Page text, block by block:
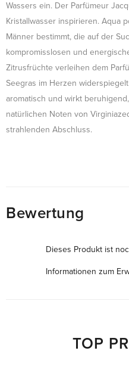
Wassers ein. Der Parfümeur
Kristallwasser inspirieren. Aqua
Männer bestimmt, die auf der
kompromisslosen und
Zitrusfrüchte verleihen dem
Seegras im Herzen
aromatisch und wirkt
natürlichen Noten von
strahlenden Abschluss.
Bewertung
Dieses Produkt ist
Informationen zum
TOP